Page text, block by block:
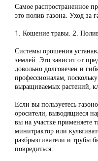
Самое распространенное
это полив газона. Уход за
1. Кошение травы. 2.
Системы орошения
землей. Это зависит от
довольно долговечен и
профессионалам,
выращиваемых растений,
Если вы пользуетесь
оросители, выводящиеся
вы на участке применяете
минитрактор или
разбрызгиватели и трубы
повредиться.